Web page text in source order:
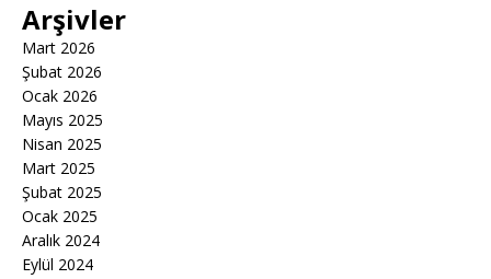
Arşivler
Mart 2026
Şubat 2026
Ocak 2026
Mayıs 2025
Nisan 2025
Mart 2025
Şubat 2025
Ocak 2025
Aralık 2024
Eylül 2024